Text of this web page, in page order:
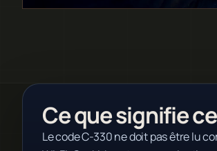
Ce que signifie
Le code C-330 ne doit pas être lu